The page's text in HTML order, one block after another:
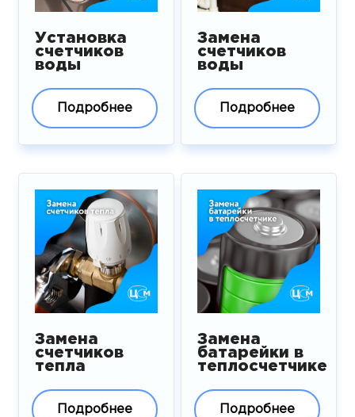
Установка
счетчиков
воды
Подробнее
Замена
счетчиков
воды
Подробнее
Замена
счетчиков
тепла
Подробнее
Замена
батарейки в
теплосчетчике
Подробнее